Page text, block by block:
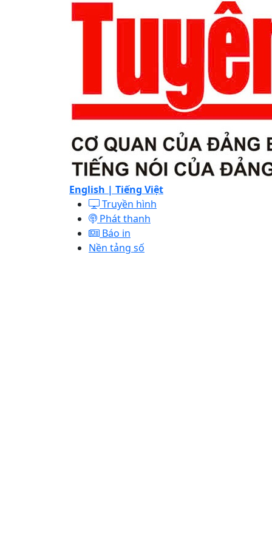
English | Tiếng Việt
Truyền hình
Phát thanh
Báo in
Nền tảng số